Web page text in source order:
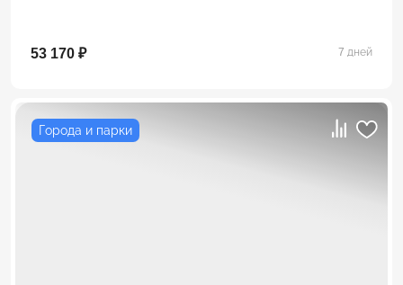
53 170 ₽ 7 дней
Города и парки